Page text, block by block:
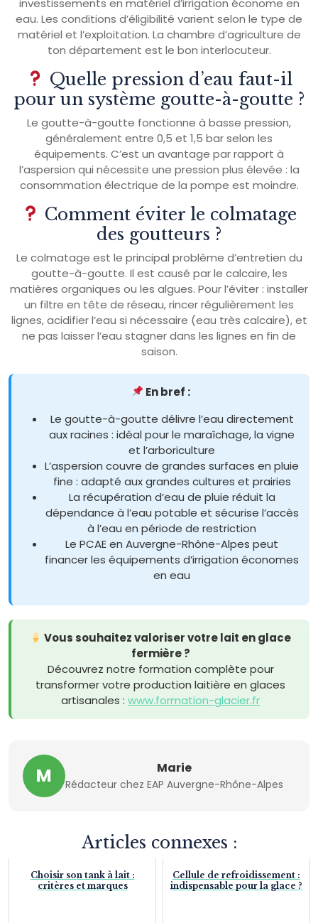
eau. Les conditions d’éligibilité varient selon le type de
matériel et l’exploitation. La chambre d’agriculture de
ton département est le bon interlocuteur.
Quelle pression d’eau faut-il
pour un système goutte-à-goutte ?
Le goutte-à-goutte fonctionne à basse pression,
généralement entre 0,5 et 1,5 bar selon les
équipements. C’est un avantage par rapport à
l’aspersion qui nécessite une pression plus élevée : la
consommation électrique de la pompe est moindre.
Comment éviter le colmatage
des goutteurs ?
Le colmatage est le principal problème d’entretien du
goutte-à-goutte. Il est causé par le calcaire, les
matières organiques ou les algues. Pour l’éviter : installer
un filtre en tête de réseau, rincer régulièrement les
lignes, acidifier l’eau si nécessaire (eau très calcaire), et
ne pas laisser l’eau stagner dans les lignes en fin de
saison.
En bref :
Le goutte-à-goutte délivre l’eau directement
aux racines : idéal pour le maraîchage, la vigne
et l’arboriculture
L’aspersion couvre de grandes surfaces en pluie
fine : adapté aux grandes cultures et prairies
La récupération d’eau de pluie réduit la
dépendance à l’eau potable et sécurise l’accès
à l’eau en période de restriction
Le PCAE en Auvergne-Rhône-Alpes peut
financer les équipements d’irrigation économes
en eau
Vous souhaitez valoriser votre lait en glace
fermière ?
Découvrez notre formation complète pour
transformer votre production laitière en glaces
artisanales : www.formation-glacier.fr
M Marie
Rédacteur chez EAP Auvergne-Rhône-Alpes
Articles connexes :
Choisir son tank à lait :
critères et marques
Cellule de refroidissement :
indispensable pour la glace ?